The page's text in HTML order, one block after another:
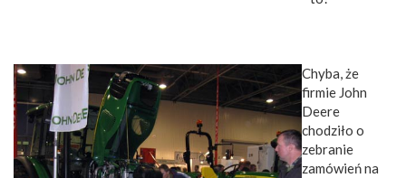
Chyba, że
firmie John
Deere
chodziło o
zebranie
zamówień na